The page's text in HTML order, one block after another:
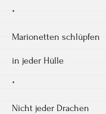
*
Marionetten schlüpfen
in jeder Hülle
*
Nicht jeder Drachen